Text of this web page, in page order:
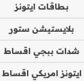
بطاقات ايتونز
بلايستيشن ستور
شدات ببجي اقساط
ايتونز امريكي اقساط